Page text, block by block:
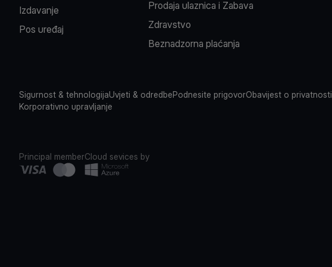
Izdavanje
Pos uređaj
Prodaja ulaznica i Zabava
Zdravstvo
Beznadzorna plaćanja
Sigurnost & tehnologijaUvjeti & odredbePodnesite prigovorObavijest o privatnosti
Korporativno upravljanje
Principal memberCloud sevices by